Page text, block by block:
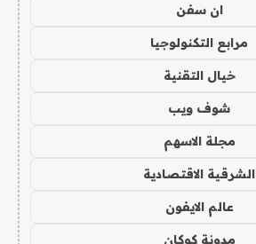
ان سفن
مرابع التكنولوجيا
خيال التقنية
شوف ويب
مجلة الاسهم
الشرقية الاقتصادية
عالم الايفون
مدونة كوكان